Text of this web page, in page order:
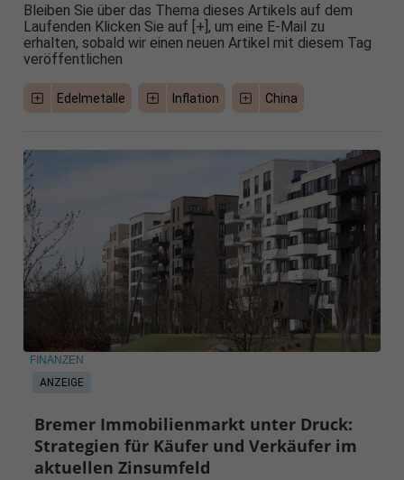
Bleiben Sie über das Thema dieses Artikels auf dem
Laufenden Klicken Sie auf [+], um eine E-Mail zu
erhalten, sobald wir einen neuen Artikel mit diesem Tag
veröffentlichen
Edelmetalle Inflation China
ANZEIGE
FINANZEN
Bremer Immobilienmarkt unter Druck:
Strategien für Käufer und Verkäufer im
aktuellen Zinsumfeld